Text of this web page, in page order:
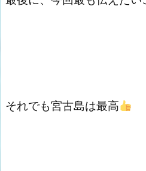
それでも宮古島は最高